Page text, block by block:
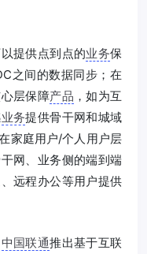
提供点到点的业务保
之间的数据同步；在
层保障产品 ，如为互
业务提供骨干网和城域
家庭用户/个人用户层
网、业务侧的端到端
远程办公等用户提供
中国联通推出基于互联